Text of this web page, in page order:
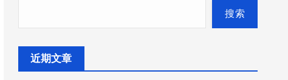
搜索
近期文章